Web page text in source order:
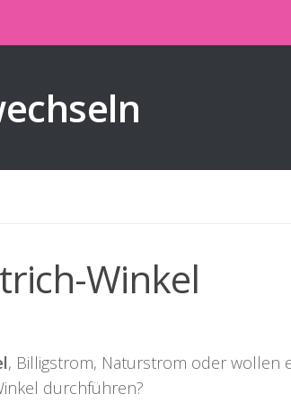
Winkel
, Billigstrom, Naturstrom oder wollen
durchführen?